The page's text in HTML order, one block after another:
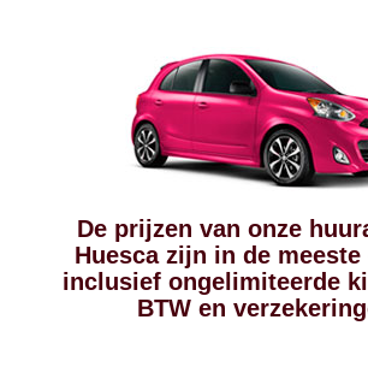
De prijzen van onze
Huesca zijn in de meeste
inclusief ongelimiteerde
BTW en